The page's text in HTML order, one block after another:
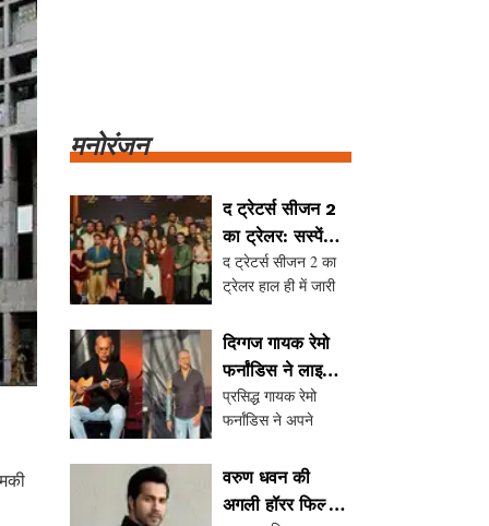
मनोरंजन
द ट्रेटर्स सीजन 2
का ट्रेलर: सस्पेंस
और ड्रामे से भरपूर
द ट्रेटर्स सीजन 2 का
ट्रेलर हाल ही में जारी
करण जौहर एक बार फिर
होस्ट के रूप में नजर आ
रहे हैं। इस बार शो में 21
सेलिब्रिटी प्रतियोगियों
के बीच भरोसे और धोखे
दिग्गज गायक रेमो
फर्नांडिस ने लाइव
कॉन्सर्ट से लिया
संन्यास
प्रसिद्ध गायक रेमो
फर्नांडिस ने अपने
कॉन्सर्ट से संन्यास लेने
की घोषणा की है। उन्होंने
कोविड-19 वैक्सीन के
वरुण धवन की
अगली हॉरर फिल्म: